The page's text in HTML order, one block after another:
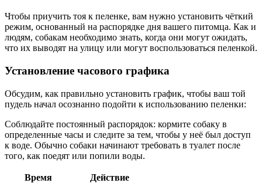
Чтобы приучить тоя к пеленке, вам нужно установить чёткий
режим, основанный на распорядке дня вашего питомца. Как и
людям, собакам необходимо знать, когда они могут ожидать,
что их выводят на улицу или могут воспользоваться пеленкой.
Установление часового графика
Обсудим, как правильно установить график, чтобы ваш той
пудель начал осознанно подойти к использованию пеленки:
Соблюдайте постоянный распорядок: кормите собаку в
определенные часы и следите за тем, чтобы у неё был доступ
к воде. Обычно собаки начинают требовать в туалет после
того, как поедят или попили воды.
Время
Действие